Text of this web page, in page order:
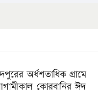
অর্ধশতাধিক গ্রামে
কোরবানির ঈদ